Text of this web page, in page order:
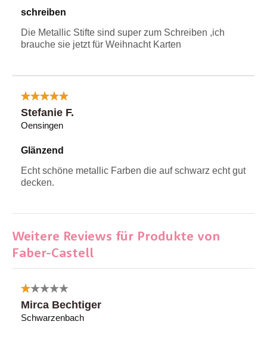
schreiben
Die Metallic Stifte sind super zum Schreiben ,ich
brauche sie jetzt für Weihnacht Karten
Stefanie F.
Oensingen
Glänzend
Echt schöne metallic Farben die auf schwarz echt gut
decken.
Weitere Reviews für Produkte von
Faber-Castell
Mirca Bechtiger
Schwarzenbach